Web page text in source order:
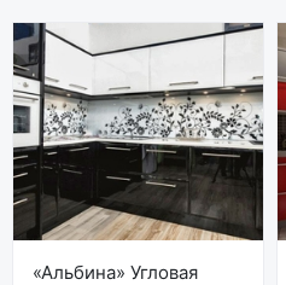
«Альбина» Угловая